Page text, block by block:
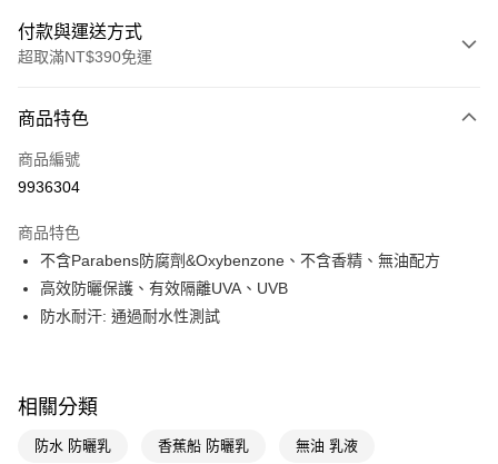
付款與運送方式
超取滿NT$390免運
POYA支付
信用卡一次付款
LINE Pay
Apple Pay
Google Pay
商品特色
商品編號
9936304
商品特色
不含Parabens防腐劑&Oxybenzone、不含香精、無油配方
高效防曬保護、有效隔離UVA、UVB
防水耐汗: 通過耐水性測試
相關分類
防水 防曬乳 香蕉船 防曬乳 無油 乳液